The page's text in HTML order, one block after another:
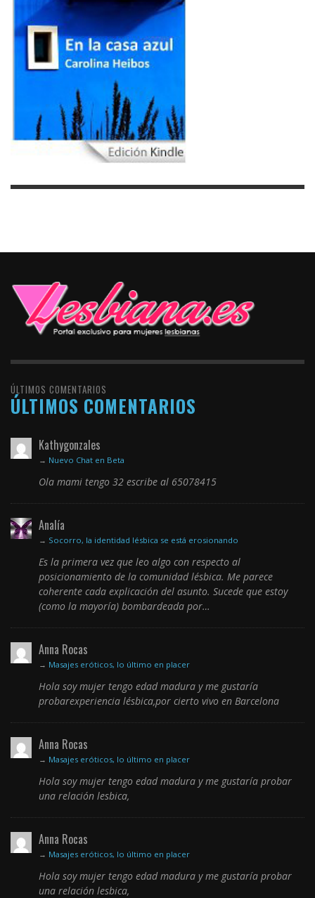
ÚLTIMOS COMENTARIOS
ÚLTIMOS COMENTARIOS
Kathygonzales
→ Nuevo Chat en Beta
Ola mami tengo 32 escribe al 65078415
Analía
→ Socorro, la identidad lésbica se está erosionando
Es la primera vez que leo algo con respecto al
posicionamiento de la comunidad lésbica. Me parece
coherente cada explicación del asunto. Sucede que estoy
(como la mayoría) bombardeada por…
Anna Rocas
→ Masajes eróticos, lo último en placer
Hola soy mujer tengo edad madura y me gustaría
probarexperiencia lésbica,por cierto vivo en Barcelona
Anna Rocas
→ Masajes eróticos, lo último en placer
Hola soy mujer tengo edad madura y me gustaría probar
una relación lesbica,
Anna Rocas
→ Masajes eróticos, lo último en placer
Hola soy mujer tengo edad madura y me gustaría probar
una relación lesbica,